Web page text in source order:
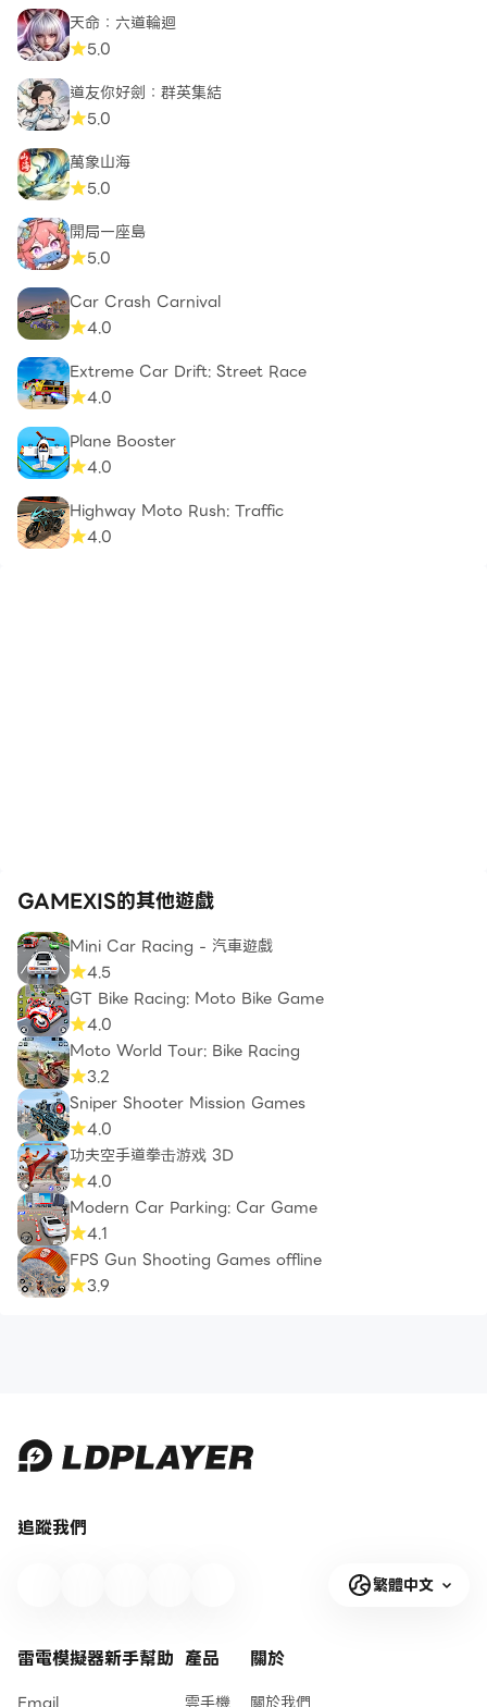
天命：六道輪迴
5.0
道友你好劍：群英集結
5.0
萬象山海
5.0
開局一座島
5.0
Car Crash Carnival
4.0
Extreme Car Drift: Street Race
4.0
Plane Booster
4.0
Highway Moto Rush: Traffic
4.0
GAMEXIS的其他遊戲
Mini Car Racing - 汽車遊戲
4.5
GT Bike Racing: Moto Bike Game
4.0
Moto World Tour: Bike Racing
3.2
Sniper Shooter Mission Games
4.0
功夫空手道拳击游戏 3D
4.0
Modern Car Parking: Car Game
4.1
FPS Gun Shooting Games offline
3.9
追蹤我們
繁體中文
雷電模擬器新手幫助
Email
產品
雲手機
關於
關於我們